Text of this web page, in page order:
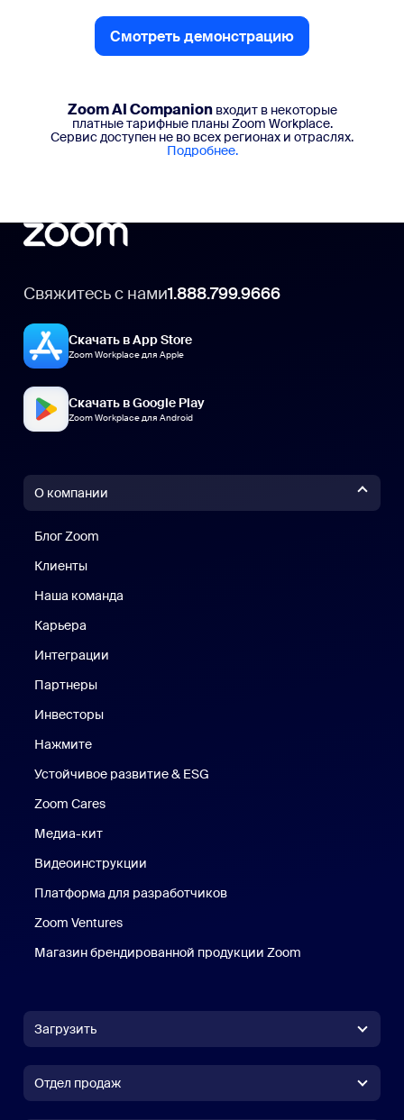
Смотреть демонстрацию
Смотреть демонстрацию
Zoom AI Companionвходит в некоторые
платные тарифные планы Zoom Workplace.
Сервис доступен не во всех регионах и отраслях.
Подробнее.
Свяжитесь с нами1.888.799.9666
Скачать в App Store
Zoom Workplace для Apple
Скачать в Google Play
Zoom Workplace для Android
О компании
Блог Zoom
Клиенты
Наша команда
Карьера
Интеграции
Партнеры
Инвесторы
Нажмите
Устойчивое развитие & ESG
Zoom Cares
Медиа-кит
Видеоинструкции
Платформа для разработчиков
Zoom Ventures
Магазин брендированной продукции Zoom
Загрузить
Приложение Zoom Workplace
Приложение Zoom RoomsПриложение Zoom Rooms
Отдел продаж